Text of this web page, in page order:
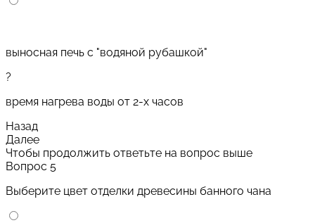
выносная печь с "водяной рубашкой"
?
время нагрева воды от 2-х часов
Назад
Далее
Чтобы продолжить ответьте на вопрос выше
Вопрос 5
Выберите цвет отделки древесины банного чана